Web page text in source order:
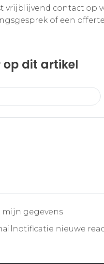
vrijblijvend contact op
of een
op dit artikel
gegevens
nieuwe